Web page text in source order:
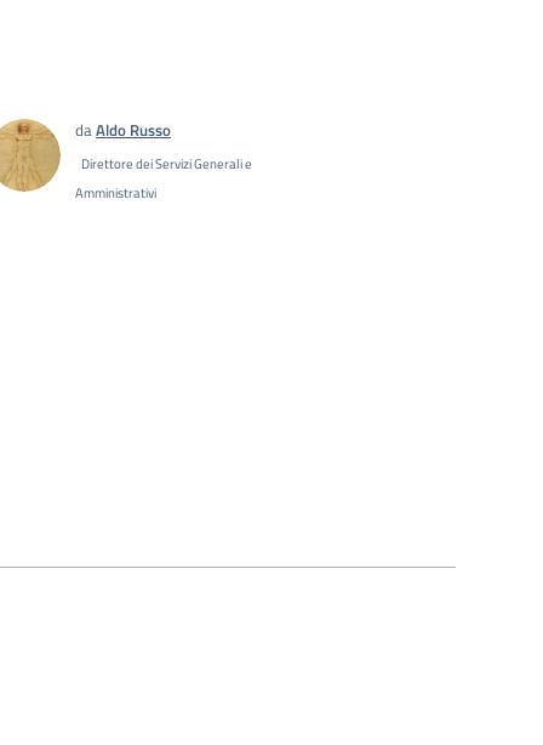
daAldo Russo
Direttore dei Servizi Generali e
Amministrativi